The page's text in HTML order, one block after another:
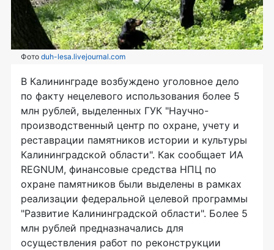
Фото duh-lesa.livejournal.com
В Калининграде возбуждено уголовное дело
по факту нецелевого использования более 5
млн рублей, выделенных ГУК "Научно-
производственный центр по охране, учету и
реставрации памятников истории и культуры
Калининградской области". Как сообщает ИА
REGNUM, финансовые средства НПЦ по
охране памятников были выделены в рамках
реализации федеральной целевой программы
"Развитие Калининградской области". Более 5
млн рублей предназначались для
осуществления работ по реконструкции